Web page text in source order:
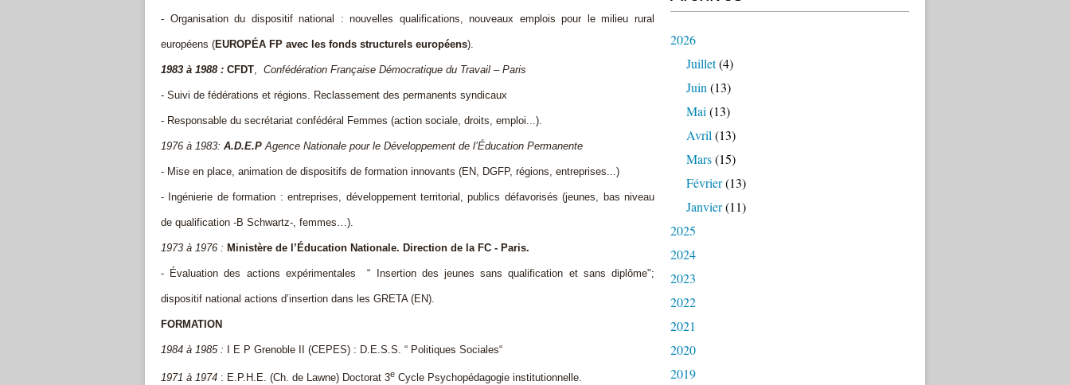
- Organisation du dispositif national : nouvelles qualifications, nouveaux emplois pour le milieu rural
européens (EUROPÉA FP avec les fonds structurels européens).
1983 à 1988 : CFDT, Confédération Française Démocratique du Travail – Paris
- Suivi de fédérations et régions. Reclassement des permanents syndicaux
- Responsable du secrétariat confédéral Femmes (action sociale, droits, emploi...).
1976 à 1983: A.D.E.PAgence Nationale pour le Développement de l’Éducation Permanente
- Mise en place, animation de dispositifs de formation innovants (EN, DGFP, régions, entreprises...)
- Ingénierie de formation : entreprises, développement territorial, publics défavorisés (jeunes, bas niveau
de qualification -B Schwartz-, femmes…).
1973 à 1976 : Ministère de l’Éducation Nationale. Direction de la FC - Paris.
- Évaluation des actions expérimentales “ Insertion des jeunes sans qualification et sans diplôme";
dispositif national actions d’insertion dans les GRETA (EN).
FORMATION
1984 à 1985 : I E P Grenoble II (CEPES) : D.E.S.S. “ Politiques Sociales“
1971 à 1974 : E.P.H.E. (Ch. de Lawne) Doctorat 3e Cycle Psychopédagogie institutionnelle.
2026
Juillet(4)
Juin (13)
Mai (13)
Avril (13)
Mars(15)
Février(13)
Janvier(11)
2025
2024
2023
2022
2021
2020
2019